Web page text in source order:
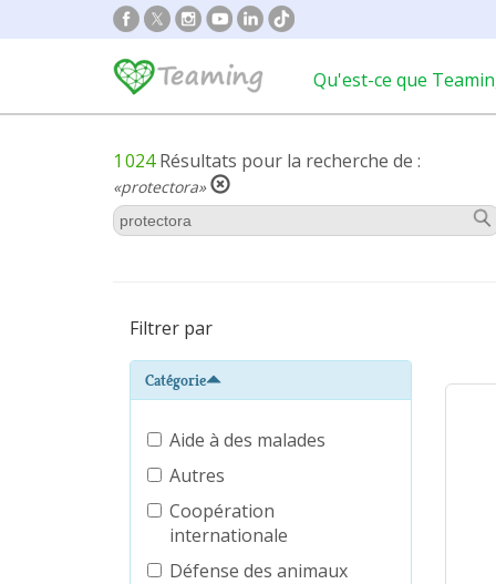
Qu'est-ce que
1 024Résultats pour la recherche de :
«protectora»
Filtrer par
Catégorie
Aide à des malades
Autres
Coopération
internationale
Défense des animaux